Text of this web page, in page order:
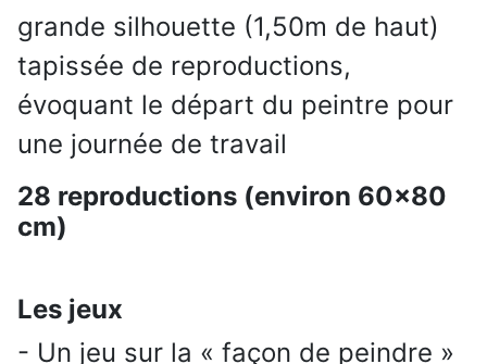
grande silhouette (1,50m de haut)
tapissée de reproductions,
évoquant le départ du peintre pour
une journée de travail
28 reproductions (environ 60x80
cm)
Les jeux
- Un jeu sur la « façon de peindre »